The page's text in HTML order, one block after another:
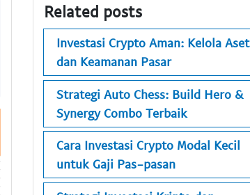
Related posts
Investasi Crypto Aman: Kelola Aset
dan Keamanan Pasar
Strategi Auto Chess: Build Hero &
Synergy Combo Terbaik
Cara Investasi Crypto Modal Kecil
untuk Gaji Pas-pasan